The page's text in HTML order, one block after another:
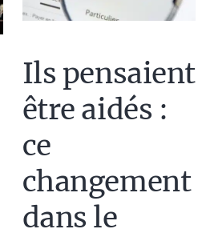
Ils pensaient
être aidés :
ce
changement
dans le